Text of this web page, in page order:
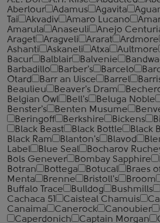
Aberlour
Adamus Agavita
Tai
Akvadiv Amaro Lucano
Amarula
Anaseuli Anejo
Araget
Aragveli Ararat Ardmore
Ashanti
Askaneli Atxa Aultmore
Bacur
Balblair Balvenie
Barbadillo
Barber's Barcelo
Otard
Barr an Uisce Barrel
Beaulieu
Beaver's Dram
Belgian Owl
Bell's Beluga Noble
Benster's
Benten Musume
Beringoff
Berkshire Bickens
Black Beast
Black Bottle Black
Black Ram
Blanton's Blavod
Label
Blue Seal Bocharov
Bols Genever
Bombay Sapphire
Botran
Bottega Botucal Braes
Menta
Brenne Bristoll's Broom
Buffalo Trace
Bulldog Bushmills
Cachaca 51
Caisteal Chamuis
Canaima
Canerock Canoubier
Caperdonich
Captain Morgan